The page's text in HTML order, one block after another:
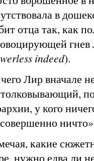
в
отца так, как
гнев
indeed).
Лир вначале
у кого
какие
нужно едва ли